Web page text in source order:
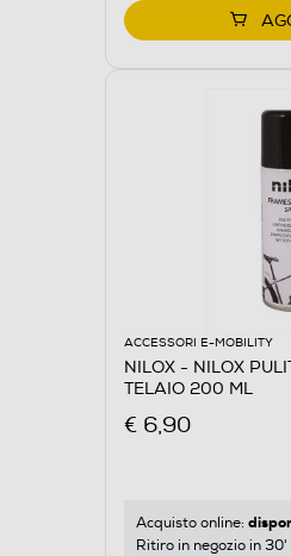
ACCESSORI E-MOBILITY
NILOX - NILOX
TELAIO 200 ML
€ 6,90
Acquisto online:
Ritiro in negozio in